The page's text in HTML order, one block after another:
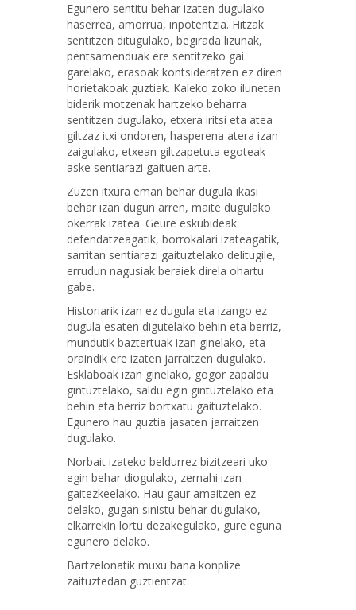
Egunero sentitu behar izaten dugulako
haserrea, amorrua, inpotentzia. Hitzak
sentitzen ditugulako, begirada lizunak,
pentsamenduak ere sentitzeko gai
garelako, erasoak kontsideratzen ez diren
horietakoak guztiak. Kaleko zoko ilunetan
biderik motzenak hartzeko beharra
sentitzen dugulako, etxera iritsi eta atea
giltzaz itxi ondoren, hasperena atera izan
zaigulako, etxean giltzapetuta egoteak
aske sentiarazi gaituen arte.
Zuzen itxura eman behar dugula ikasi
behar izan dugun arren, maite dugulako
okerrak izatea. Geure eskubideak
defendatzeagatik, borrokalari izateagatik,
sarritan sentiarazi gaituztelako delitugile,
errudun nagusiak beraiek direla ohartu
gabe.
Historiarik izan ez dugula eta izango ez
dugula esaten digutelako behin eta berriz,
mundutik baztertuak izan ginelako, eta
oraindik ere izaten jarraitzen dugulako.
Esklaboak izan ginelako, gogor zapaldu
gintuztelako, saldu egin gintuztelako eta
behin eta berriz bortxatu gaituztelako.
Egunero hau guztia jasaten jarraitzen
dugulako.
Norbait izateko beldurrez bizitzeari uko
egin behar diogulako, zernahi izan
gaitezkeelako. Hau gaur amaitzen ez
delako, gugan sinistu behar dugulako,
elkarrekin lortu dezakegulako, gure eguna
egunero delako.
Bartzelonatik muxu bana konplize
zaituztedan guztientzat.